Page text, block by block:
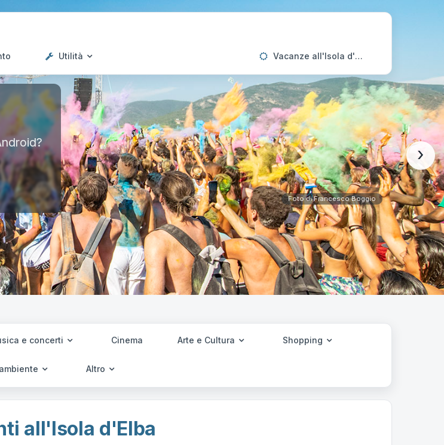
Utilità Vacanze all'Isola d'Elba
Foto di Francesco Boggio
›
e concerti Cinema Arte e Cultura Shopping
Altro
all'Isola d'Elba